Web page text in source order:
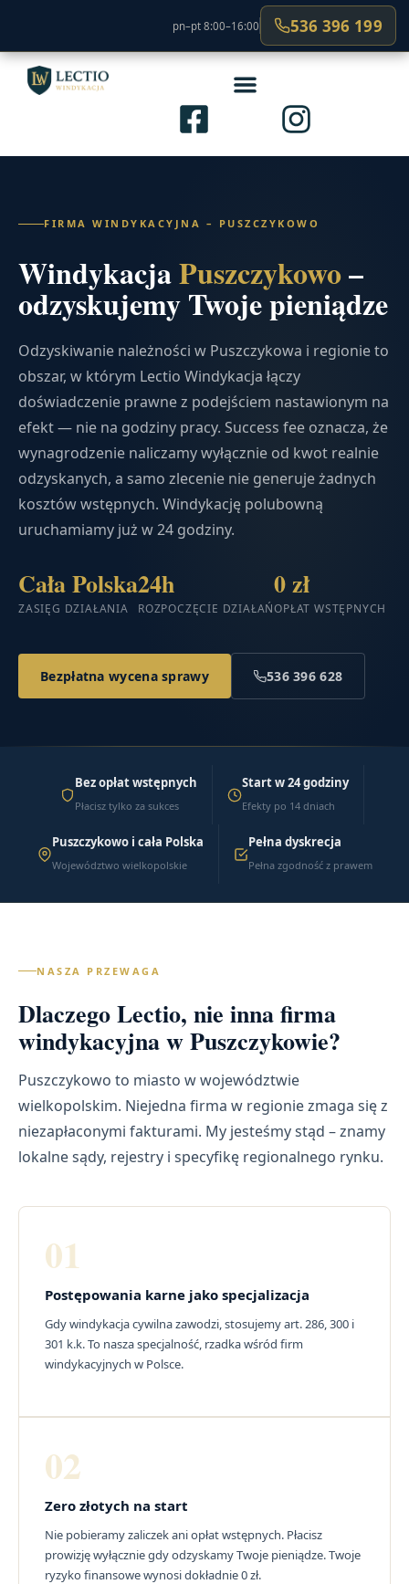
pn–pt 8:00–16:00 536 396 199
FIRMA WINDYKACYJNA – PUSZCZYKOWO
WindykacjaPuszczykowo–
odzyskujemy Twoje pieniądze
Odzyskiwanie należności w Puszczykowa i regionie to
obszar, w którym Lectio Windykacja łączy
doświadczenie prawne z podejściem nastawionym na
efekt — nie na godziny pracy. Success fee oznacza, że
wynagrodzenie naliczamy wyłącznie od kwot realnie
odzyskanych, a samo zlecenie nie generuje żadnych
kosztów wstępnych. Windykację polubowną
uruchamiamy już w 24 godziny.
Cała Polska
ZASIĘG DZIAŁANIA
24h
ROZPOCZĘCIE DZIAŁAŃ
0 zł
OPŁAT WSTĘPNYCH
Bezpłatna wycena sprawy 536 396 628
Bez opłat wstępnych
Płacisz tylko za sukces
Start w 24 godziny
Efekty po 14 dniach
Puszczykowo i cała Polska
Województwo wielkopolskie
Pełna dyskrecja
Pełna zgodność z prawem
NASZA PRZEWAGA
Dlaczego Lectio, nie inna firma
windykacyjna w Puszczykowie?
Puszczykowo to miasto w województwie
wielkopolskim. Niejedna firma w regionie zmaga się z
niezapłaconymi fakturami. My jesteśmy stąd – znamy
lokalne sądy, rejestry i specyfikę regionalnego rynku.
01
Postępowania karne jako specjalizacja
Gdy windykacja cywilna zawodzi, stosujemy art. 286, 300 i
301 k.k. To nasza specjalność, rzadka wśród firm
windykacyjnych w Polsce.
02
Zero złotych na start
Nie pobieramy zaliczek ani opłat wstępnych. Płacisz
prowizję wyłącznie gdy odzyskamy Twoje pieniądze. Twoje
ryzyko finansowe wynosi dokładnie 0 zł.